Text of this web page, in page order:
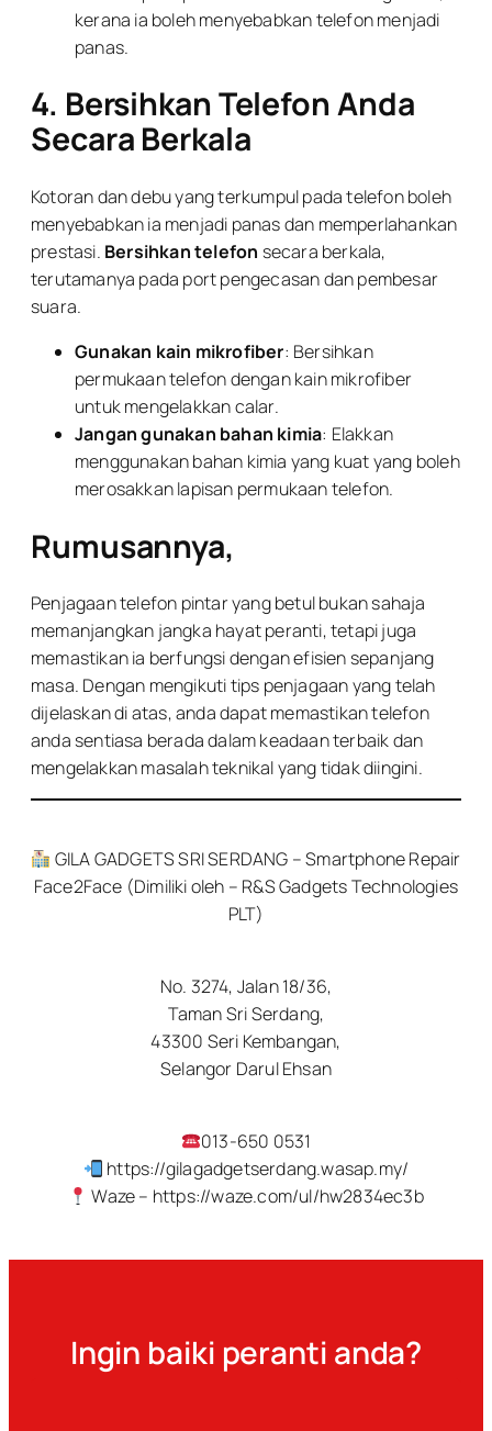
kerana ia boleh menyebabkan telefon menjadi
panas.
4. Bersihkan Telefon Anda
Secara Berkala
Kotoran dan debu yang terkumpul pada telefon boleh
menyebabkan ia menjadi panas dan memperlahankan
prestasi. Bersihkan telefon secara berkala,
terutamanya pada port pengecasan dan pembesar
suara.
Gunakan kain mikrofiber: Bersihkan
permukaan telefon dengan kain mikrofiber
untuk mengelakkan calar.
Jangan gunakan bahan kimia: Elakkan
menggunakan bahan kimia yang kuat yang boleh
merosakkan lapisan permukaan telefon.
Rumusannya,
Penjagaan telefon pintar yang betul bukan sahaja
memanjangkan jangka hayat peranti, tetapi juga
memastikan ia berfungsi dengan efisien sepanjang
masa. Dengan mengikuti tips penjagaan yang telah
dijelaskan di atas, anda dapat memastikan telefon
anda sentiasa berada dalam keadaan terbaik dan
mengelakkan masalah teknikal yang tidak diingini.
GILA GADGETS SRI SERDANG – Smartphone Repair
Face2Face (Dimiliki oleh – R&S Gadgets Technologies
PLT)
No. 3274, Jalan 18/36,
Taman Sri Serdang,
43300 Seri Kembangan,
Selangor Darul Ehsan
013-650 0531
https://gilagadgetserdang.wasap.my/
Waze – https://waze.com/ul/hw2834ec3b
Ingin baiki peranti anda?